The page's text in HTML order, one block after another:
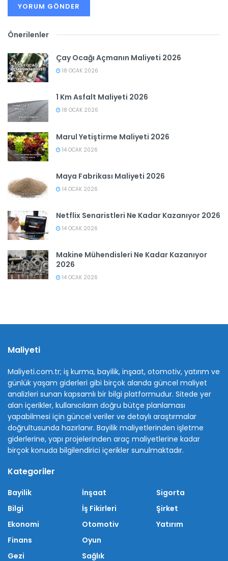
Önerilenler
Çay Ocağı Açmanın Maliyeti 2026
18 OCAK 2026
1 Km Asfalt Maliyeti 2026
18 OCAK 2026
Marul Yetiştirme Maliyeti 2026
14 OCAK 2026
Maya Fabrikası Maliyeti 2026
14 OCAK 2026
Netflix Senaristleri Ne Kadar Kazanıyor 2026
14 OCAK 2026
Makine Mühendisleri Ne Kadar Kazanıyor
2026
14 OCAK 2026
Maliyeti
Maliyeti.com.tr; iş kurma, bayilik, inşaat, otomotiv, yatırım ve
günlük yaşam giderleri gibi birçok alanda güncel maliyet
analizleri sunan kapsamlı bir bilgi platformudur. Sitede yer
alan içerikler, kullanıcıların doğru bütçe planlaması
yapabilmesi için güncel veriler ve detaylı araştırmalar
doğrultusunda hazırlanır. Bayilik maliyetlerinden işletme
giderlerine, yapı projelerinden araç maliyetlerine kadar
birçok konuda bilgilendirici içerikler sunulmaktadır.
Kategoriler
Bayilik
Bilgi
Ekonomi
Finans
Gezi
İnşaat
İş Fikirleri
Otomotiv
Oyun
Sağlık
Sigorta
Şirket
Yatırım